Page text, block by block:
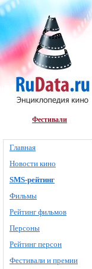
Фестивали
Главная
Новости кино
SMS-рейтинг
Фильмы
Рейтинг фильмов
Персоны
Рейтинг персон
Фестивали и премии